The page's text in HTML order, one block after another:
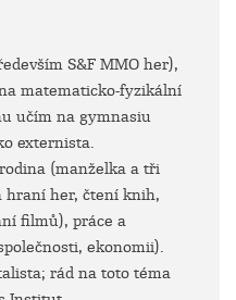
S&F MMO her),
matematicko-fyzikální
učím na gymnasiu
externista.
(manželka a tři
hraní her, čtení knih,
filmů), práce a
ekonomii).
rád na toto téma